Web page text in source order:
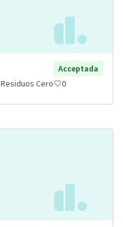
Acceptada
Residuos Cero 0